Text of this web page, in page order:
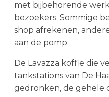
met bijbehorende
bezoekers. Sommige
shop afrekenen,
aan de pomp.
De Lavazza koffie die
tankstations van De
gedronken, de gehele